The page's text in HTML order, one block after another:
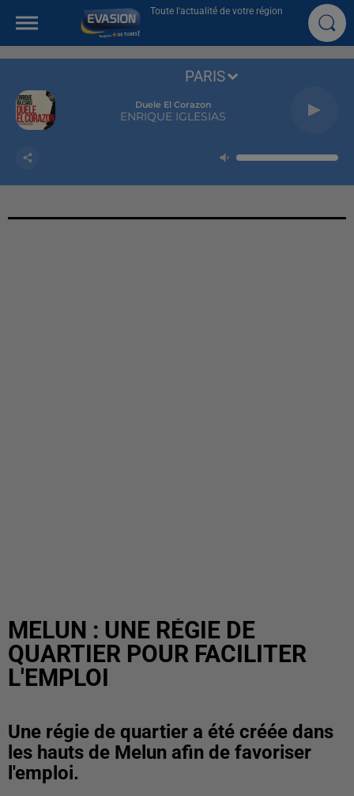
Toute l'actualité de votre région
Duele El Corazon
ENRIQUE IGLESIAS
PARIS
MELUN : UNE RÉGIE DE
QUARTIER POUR FACILITER
L'EMPLOI
Une régie de quartier a été créée dans
les hauts de Melun afin de favoriser
l'emploi.